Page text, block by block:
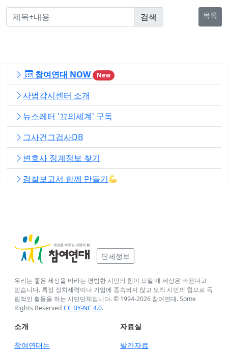
목록
참여연대 NOW New
사법감시센터 소개
뉴스레터 '끄의세계' 구독
그사건그검사DB
변호사 징계정보 찾기
검찰보고서 함께 만들기
단체정보
우리는 좋은 세상을 바라는 평범한 시민의 힘이 모일 때 세상은 바뀐다고
믿습니다. 특정 정치세력이나 기업에 종속되지 않고 오직 시민의 힘으로 독
립적인 활동을 하는 시민단체입니다. © 1994-2026 참여연대. Some
Rights Reserved CC BY-NC 4.0.
소개
참여연대는
자료실
발간자료